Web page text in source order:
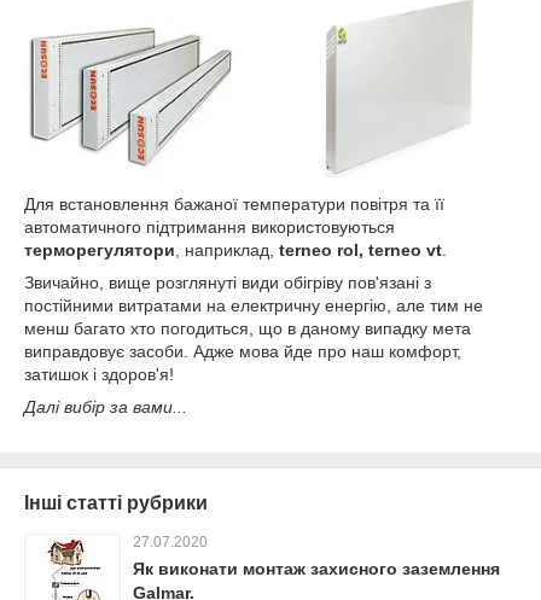
Для встановлення бажаної температури повітря та її
автоматичного підтримання використовуються
терморегулятори , наприклад, terneo rol, terneo vt
Звичайно, вище розглянуті види обігріву пов'язані з
постійними витратами на електричну енергію, але тим не
менш багато хто погодиться, що в даному випадку мета
виправдовує засоби. Адже мова йде про наш комфорт,
затишок і здоров'я!
Далі вибір за вами...
Інші статті рубрики
27.07.2020
Як виконати монтаж захисного заземлення
Galmar.